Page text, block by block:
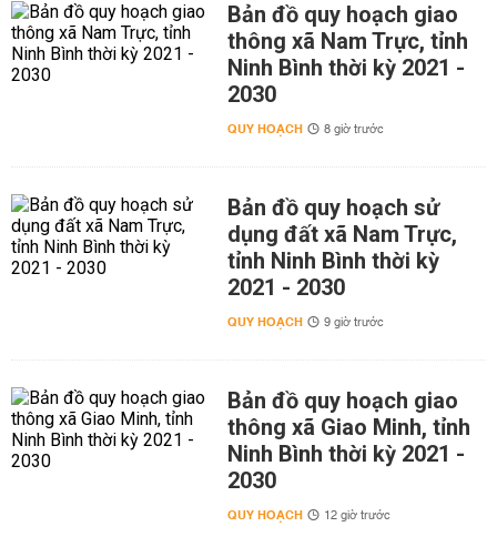
Bản đồ quy hoạch giao
thông xã Nam Trực, tỉnh
Ninh Bình thời kỳ 2021 -
2030
QUY HOẠCH 8 giờ trước
Bản đồ quy hoạch sử
dụng đất xã Nam Trực,
tỉnh Ninh Bình thời kỳ
2021 - 2030
QUY HOẠCH 9 giờ trước
Bản đồ quy hoạch giao
thông xã Giao Minh, tỉnh
Ninh Bình thời kỳ 2021 -
2030
QUY HOẠCH 12 giờ trước